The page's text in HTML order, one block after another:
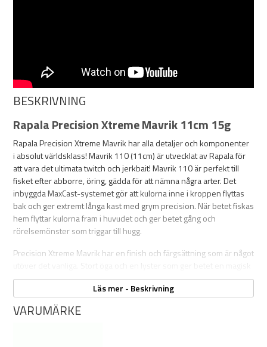
BESKRIVNING
Rapala Precision Xtreme Mavrik 11cm 15g
Rapala Precision Xtreme Mavrik har alla detaljer och komponenter
i absolut världsklass! Mavrik 110 (11cm) är utvecklat av Rapala för
att vara det ultimata twitch och jerkbait! Mavrik 110 är perfekt till
fisket efter abborre, öring, gädda för att nämna några arter. Det
inbyggda MaxCast-systemet gör att kulorna inne i kroppen flyttas
bak och ger extremt långa kast med grym precision. När betet fiskas
hem flyttar kulorna fram i huvudet och ger betet gång och
rörelsemönster som triggar till hugg.
Precision Xtreme Mavrik har en finish och färgsättning som är något
fisklighet.
Fiska hem betet med korta, rappa twitchar så vrider Mavrik upp sig
nästan 180 grader. I pausen "hänger" Mavrik i vattnet, likt en
Läs mer - Beskrivning
VARUMÄRKE